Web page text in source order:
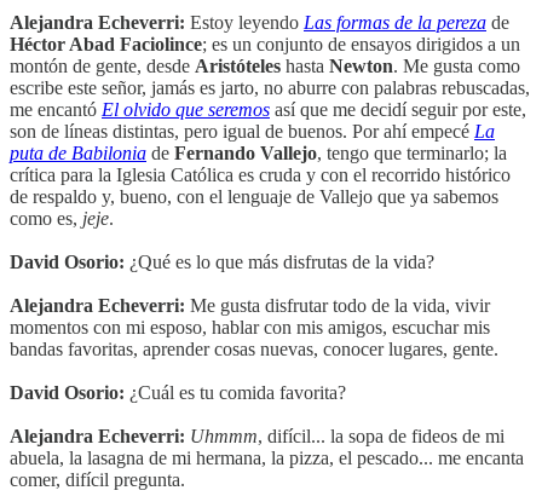
Alejandra Echeverri: Estoy leyendo Las formas de la pereza de
Héctor Abad Faciolince; es un conjunto de ensayos dirigidos a un
montón de gente, desde Aristóteles hasta Newton. Me gusta como
escribe este señor, jamás es jarto, no aburre con palabras rebuscadas,
me encantó El olvido que seremos así que me decidí seguir por este,
son de líneas distintas, pero igual de buenos. Por ahí empecé La
puta de Babilonia de Fernando Vallejo, tengo que terminarlo; la
crítica para la Iglesia Católica es cruda y con el recorrido histórico
de respaldo y, bueno, con el lenguaje de Vallejo que ya sabemos
como es, jeje.
David Osorio: ¿Qué es lo que más disfrutas de la vida?
Alejandra Echeverri: Me gusta disfrutar todo de la vida, vivir
momentos con mi esposo, hablar con mis amigos, escuchar mis
bandas favoritas, aprender cosas nuevas, conocer lugares, gente.
David Osorio: ¿Cuál es tu comida favorita?
Alejandra Echeverri: Uhmmm, difícil... la sopa de fideos de mi
abuela, la lasagna de mi hermana, la pizza, el pescado... me encanta
comer, difícil pregunta.